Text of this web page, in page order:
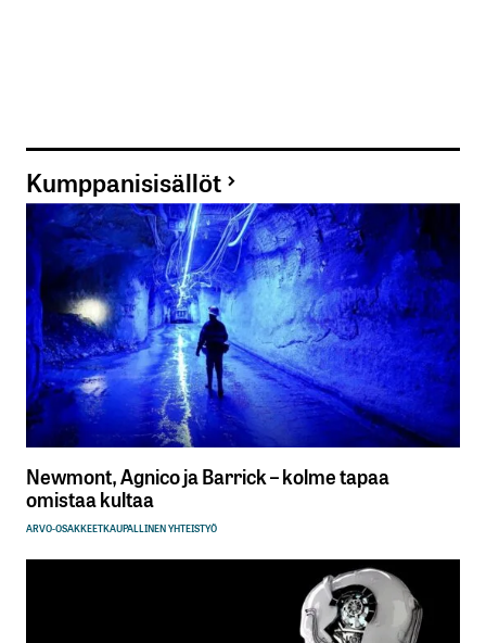
Kumppanisisällöt
Newmont, Agnico ja Barrick – kolme tapaa
omistaa kultaa
ARVO-OSAKKEETKAUPALLINEN YHTEISTYÖ